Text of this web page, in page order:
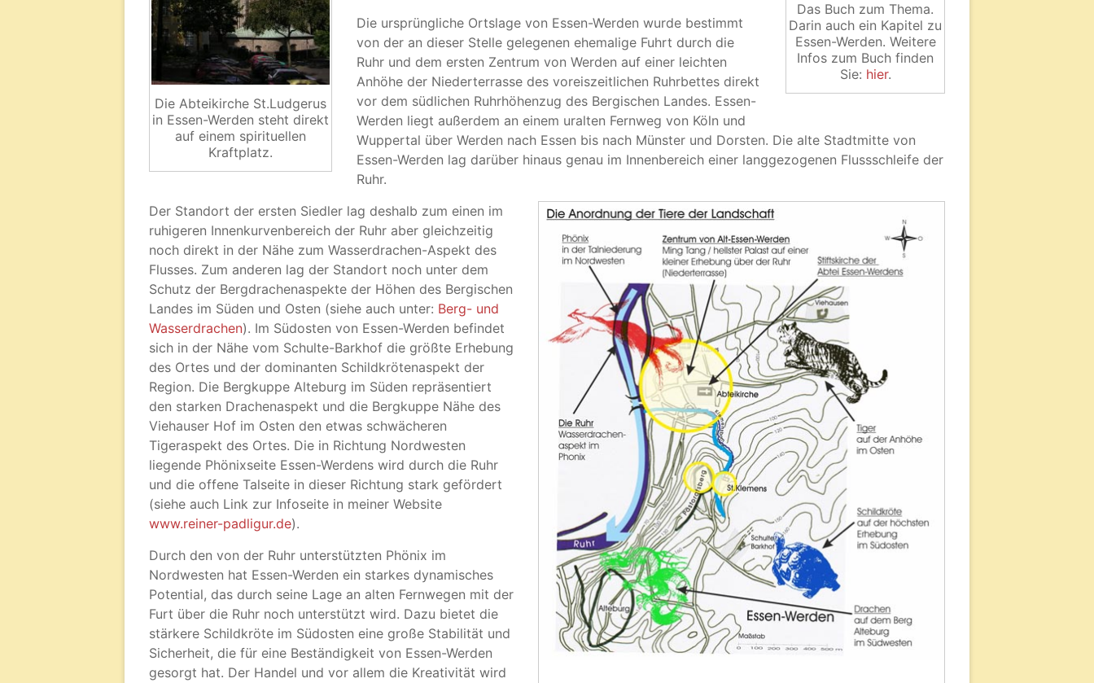
Das Buch zum Thema.
Darin auch ein Kapitel zu
Essen-Werden. Weitere
Infos zum Buch finden
Sie: hier.
Die Abteikirche St.Ludgerus
in Essen-Werden steht direkt
auf einem spirituellen
Kraftplatz.
Die ursprüngliche Ortslage von Essen-Werden wurde bestimmt
von der an dieser Stelle gelegenen ehemalige Fuhrt durch die
Ruhr und dem ersten Zentrum von Werden auf einer leichten
Anhöhe der Niederterrasse des voreiszeitlichen Ruhrbettes direkt
vor dem südlichen Ruhrhöhenzug des Bergischen Landes. Essen-
Werden liegt außerdem an einem uralten Fernweg von Köln und
Wuppertal über Werden nach Essen bis nach Münster und Dorsten. Die alte Stadtmitte von
Essen-Werden lag darüber hinaus genau im Innenbereich einer langgezogenen Flussschleife der
Ruhr.
Der Standort der ersten Siedler lag deshalb zum einen im
ruhigeren Innenkurvenbereich der Ruhr aber gleichzeitig
noch direkt in der Nähe zum Wasserdrachen-Aspekt des
Flusses. Zum anderen lag der Standort noch unter dem
Schutz der Bergdrachenaspekte der Höhen des Bergischen
Landes im Süden und Osten (siehe auch unter: Berg- und
Wasserdrachen). Im Südosten von Essen-Werden befindet
sich in der Nähe vom Schulte-Barkhof die größte Erhebung
des Ortes und der dominanten Schildkrötenaspekt der
Region. Die Bergkuppe Alteburg im Süden repräsentiert
den starken Drachenaspekt und die Bergkuppe Nähe des
Viehauser Hof im Osten den etwas schwächeren
Tigeraspekt des Ortes. Die in Richtung Nordwesten
liegende Phönixseite Essen-Werdens wird durch die Ruhr
und die offene Talseite in dieser Richtung stark gefördert
(siehe auch Link zur Infoseite in meiner Website
www.reiner-padligur.de).
Durch den von der Ruhr unterstützten Phönix im
Nordwesten hat Essen-Werden ein starkes dynamisches
Potential, das durch seine Lage an alten Fernwegen mit der
Furt über die Ruhr noch unterstützt wird. Dazu bietet die
stärkere Schildkröte im Südosten eine große Stabilität und
Sicherheit, die für eine Beständigkeit von Essen-Werden
gesorgt hat. Der Handel und vor allem die Kreativität wird